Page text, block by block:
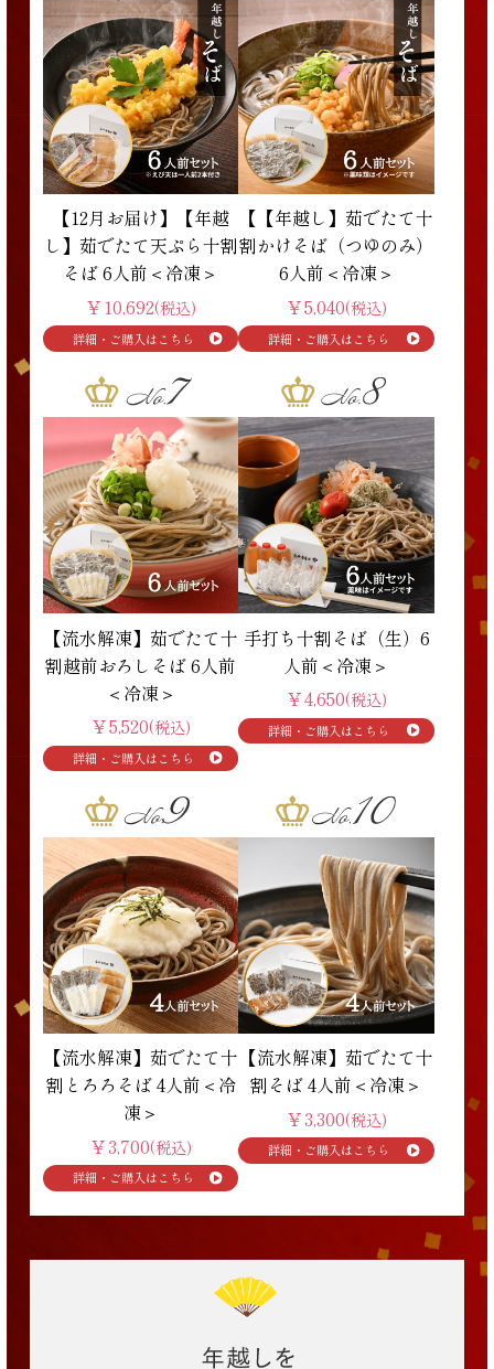
【12月お届け】【年越
し】茹でたて天ぷら十割
そば 6人前＜冷凍＞
￥10,692(税込)
【【年越し】茹でたて十
割かけそば（つゆのみ）
6人前＜冷凍＞
￥5,040(税込)
【流水解凍】茹でたて十
割越前おろしそば 6人前
＜冷凍＞
￥5,520(税込)
手打ち十割そば（生）6
人前＜冷凍＞
￥4,650(税込)
【流水解凍】茹でたて十
割とろろそば 4人前＜冷
凍＞
￥3,700(税込)
【流水解凍】茹でたて十
割そば 4人前＜冷凍＞
￥3,300(税込)